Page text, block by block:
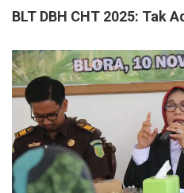
BLT DBH CHT 2025: Tak